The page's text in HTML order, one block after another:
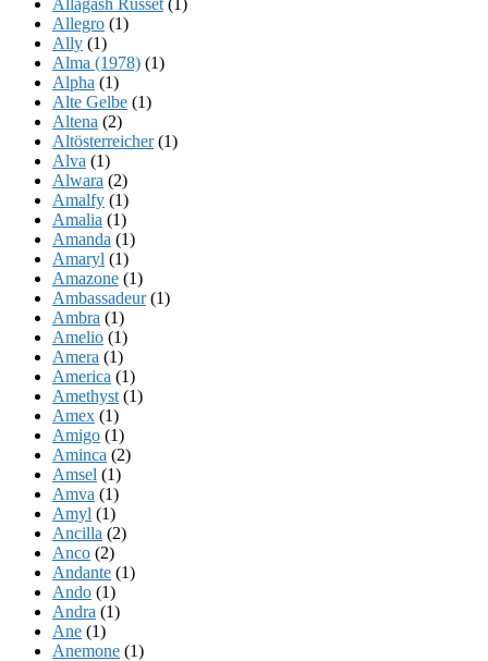
Allegro (1)
Ally (1)
Alma (1978) (1)
Alpha (1)
Alte Gelbe (1)
Altena (2)
Altösterreicher(1)
Alva (1)
Alwara (2)
Amalfy (1)
Amalia (1)
Amanda (1)
Amaryl (1)
Amazone (1)
Ambassadeur(1)
Ambra (1)
Amelio (1)
Amera (1)
America (1)
Amethyst (1)
Amex (1)
Amigo (1)
Aminca (2)
Amsel (1)
Amva (1)
Amyl (1)
Ancilla (2)
Anco (2)
Andante (1)
Ando (1)
Andra (1)
Ane (1)
Anemone (1)